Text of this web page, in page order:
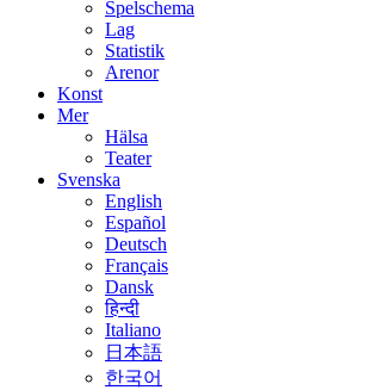
Spelschema
Lag
Statistik
Arenor
Konst
Mer
Hälsa
Teater
Svenska
English
Español
Deutsch
Français
Dansk
हिन्दी
Italiano
日本語
한국어